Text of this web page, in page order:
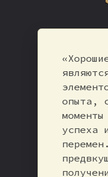
опыта,
успеха